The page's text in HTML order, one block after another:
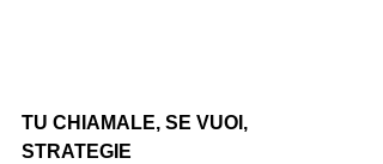
TU CHIAMALE, SE VUOI,
STRATEGIE